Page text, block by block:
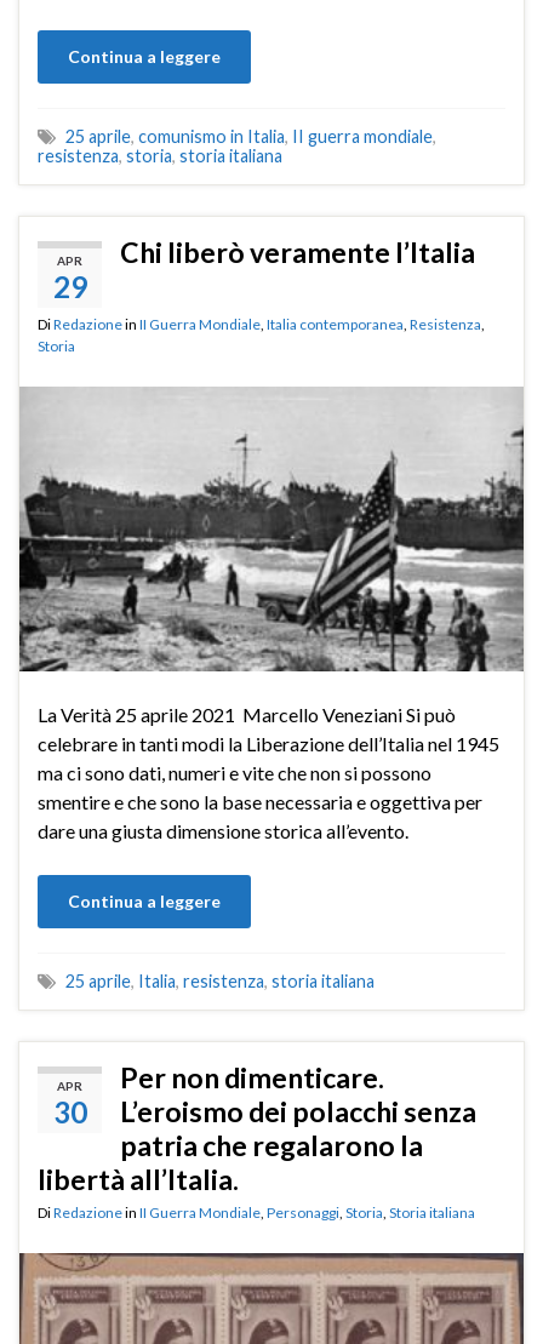
Continua a leggere
25 aprile, comunismo in Italia, II guerra mondiale,
resistenza, storia, storia italiana
APR
29
Chi liberò veramente l’Italia
DiRedazionein II Guerra Mondiale, Italia contemporanea, Resistenza,
Storia
La Verità 25 aprile 2021 Marcello Veneziani Si può
celebrare in tanti modi la Liberazione dell’Italia nel 1945
ma ci sono dati, numeri e vite che non si possono
smentire e che sono la base necessaria e oggettiva per
dare una giusta dimensione storica all’evento.
Continua a leggere
25 aprile, Italia, resistenza, storia italiana
APR
30
Per non dimenticare.
L’eroismo dei polacchi senza
patria che regalarono la
libertà all’Italia.
DiRedazionein II Guerra Mondiale Personaggi Storia Storia italiana